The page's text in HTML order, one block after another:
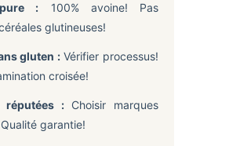
: 100% avoine! Pas
glutineuses!
gluten :Vérifier processus!
croisée!
réputées :Choisir marques
garantie!